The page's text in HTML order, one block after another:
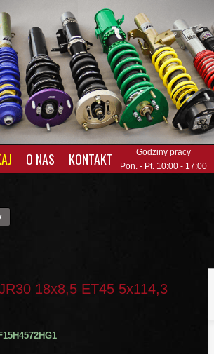
O NAS KONTAKT
Godziny pracy
Pon. - Pt. 10:00 - 17:00
18x8,5 ET45 5x114,3